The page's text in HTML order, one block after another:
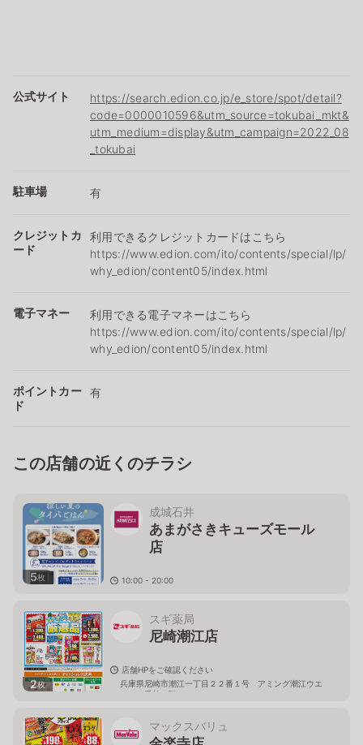
公式サイト
https://search.edion.co.jp/e_store/spot/detail?
code=0000010596&utm_source=tokubai_mkt&
utm_medium=display&utm_campaign=2022_08
_tokubai
駐車場 有
クレジットカ
ード
利用できるクレジットカードはこちら
https://www.edion.com/ito/contents/special/lp/
why_edion/content05/index.html
電子マネー
利用できる電子マネーはこちら
https://www.edion.com/ito/contents/special/lp/
why_edion/content05/index.html
ポイントカー
ド
有
この店舗の近くのチラシ
5枚
成城石井
あまがさきキューズモール
店
10:00 - 20:00
2枚
スギ薬局
尼崎潮江店
店舗HPをご確認ください
兵庫県尼崎市潮江一丁目２２番１号 アミング潮江ウエ
スト１番館１階
マックスバリュ